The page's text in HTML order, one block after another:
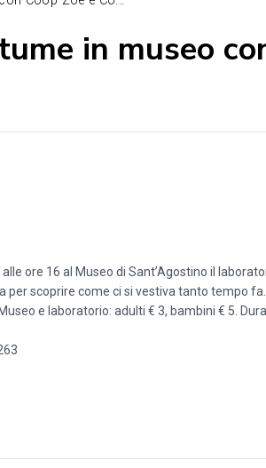
in museo
ore 16 al Museo di Sant’Agostino il
per scoprire come ci si vestiva tanto tempo fa.
e laboratorio: adulti € 3, bambini € 5.